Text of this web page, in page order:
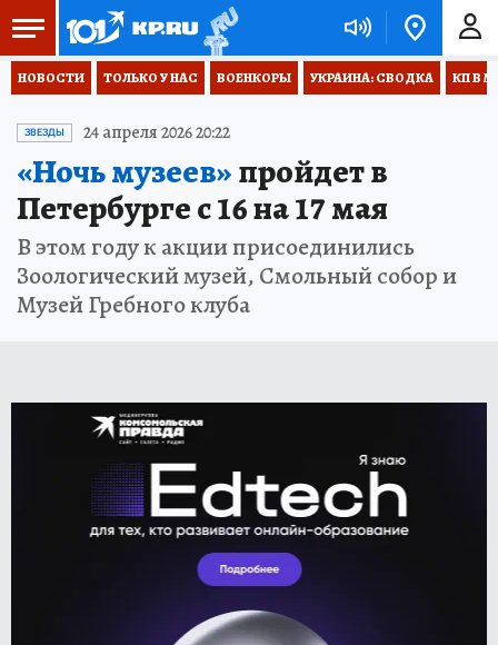
НОВОСТИ ТОЛЬКО У НАС ВОЕНКОРЫ УКРАИНА: СВОДКА КП В
ЗВЕЗДЫ 24 апреля 2026 20:22
«Ночь музеев»пройдет в
Петербурге с 16 на 17 мая
В этом году к акции присоединились
Зоологический музей, Смольный собор и
Музей Гребного клуба